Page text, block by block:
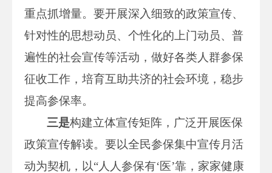
重点抓增量。要开展深入细致的政策宣传、
针对性的思想动员、个性化的上门动员、普
遍性的社会宣传等活动，做好各类人群参保
征收工作，培育互助共济的社会环境，稳步
提高参保率。
三是构建立体宣传矩阵，广泛开展医保
政策宣传解读。要以全民参保集中宣传月活
动为契机，以“人人参保有‘医’靠，家家健康